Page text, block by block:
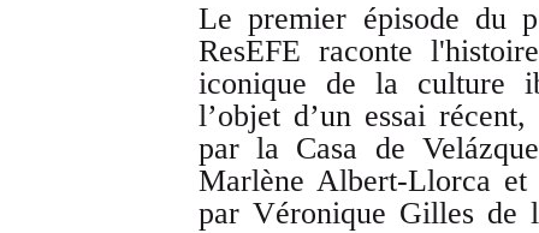
Le premier épisode du
ResEFE raconte
iconique de la culture
l’objet d’un essai
par la Casa de
Marlène Albert-Llorca et
par Véronique Gilles de